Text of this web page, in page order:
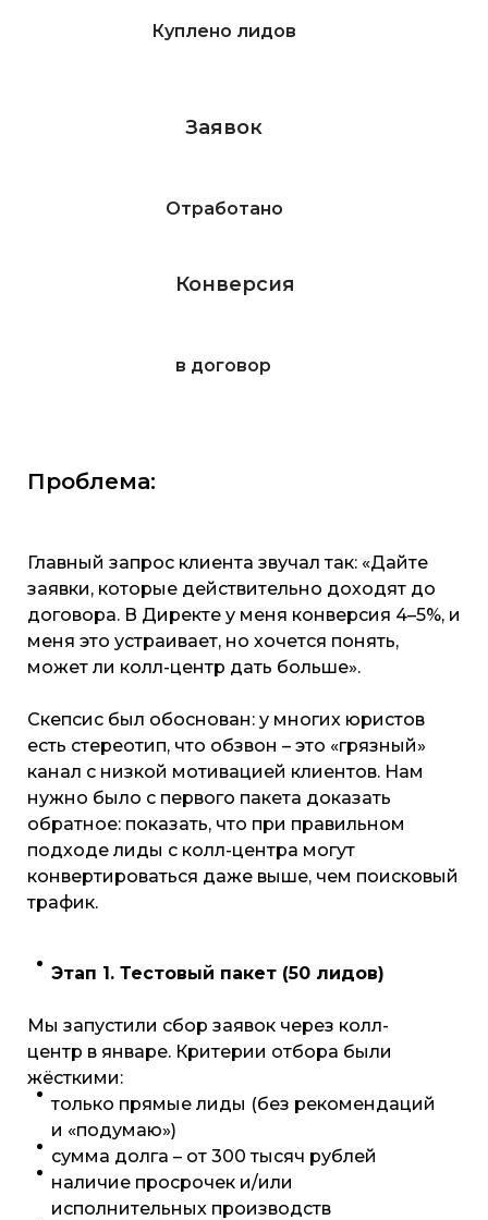
Конверсия
Заявок
в договор
Отработано
Куплено лидов
Проблема:
Главный запрос клиента звучал так: «Дайте
заявки, которые действительно доходят до
договора. В Директе у меня конверсия 4–5%, и
меня это устраивает, но хочется понять,
может ли колл-центр дать больше».
Скепсис был обоснован: у многих юристов
есть стереотип, что обзвон – это «грязный»
канал с низкой мотивацией клиентов. Нам
нужно было с первого пакета доказать
обратное: показать, что при правильном
подходе лиды с колл-центра могут
конвертироваться даже выше, чем поисковый
трафик.
Этап 1. Тестовый пакет (50 лидов)
Мы запустили сбор заявок через колл-
центр в январе. Критерии отбора были
жёсткими:
только прямые лиды (без рекомендаций
и «подумаю»)
сумма долга – от 300 тысяч рублей
наличие просрочек и/или
исполнительных производств
Как мы привлекли 60
прямых лидов и
справились с кризисом
доверия?
Решение: